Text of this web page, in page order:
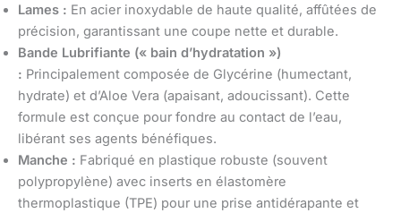
Lames : En acier inoxydable de haute qualité, affûtées de
précision, garantissant une coupe nette et durable.
Bande Lubrifiante (« bain d’hydratation »)
: Principalement composée de Glycérine (humectant,
hydrate) et d’Aloe Vera (apaisant, adoucissant). Cette
formule est conçue pour fondre au contact de l’eau,
libérant ses agents bénéfiques.
Manche : Fabriqué en plastique robuste (souvent
polypropylène) avec inserts en élastomère
thermoplastique (TPE) pour une prise antidérapante et